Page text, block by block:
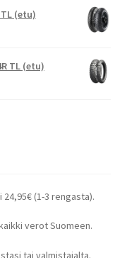
TL (etu)
TL (etu)
(1-3 rengasta).
verot Suomeen.
tai valmistajalta.